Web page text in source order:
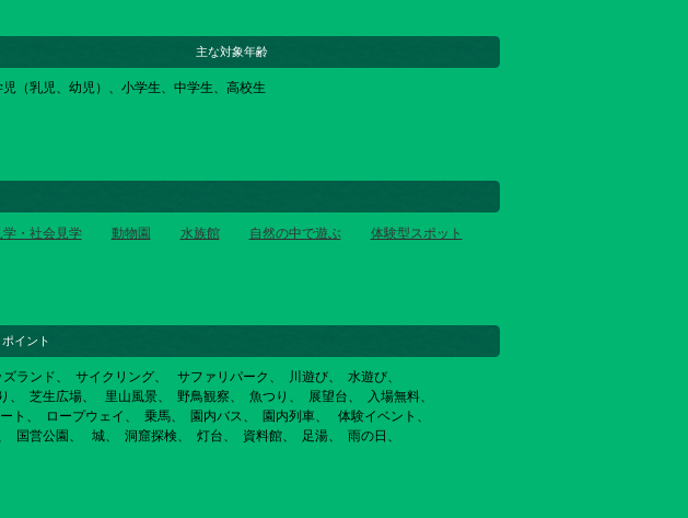
主な対象年齢
児（乳児、幼児）、小学生、中学生、高校生
学・社会見学 動物園 水族館 自然の中で遊ぶ
体験型スポット
イント
ズランド サイクリング サファリパーク 川遊び
水遊び
芝生広場 里山風景 野鳥観察 魚つり 展望台
入場無料
ト ロープウェイ 乗馬 園内バス 園内列車
体験イベント
国営公園 城 洞窟探検 灯台 資料館 足湯
雨の日